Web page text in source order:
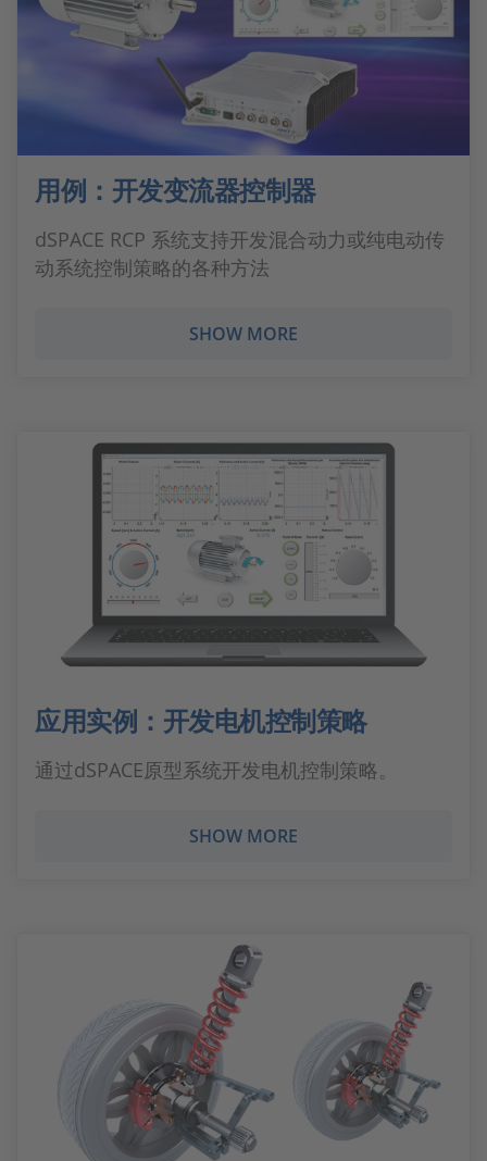
用例：开发变流器控制器
dSPACE RCP 系统支持开发混合动力或纯电动传
动系统控制策略的各种方法
SHOW MORE
应用实例：开发电机控制策略
通过dSPACE原型系统开发电机控制策略。
SHOW MORE